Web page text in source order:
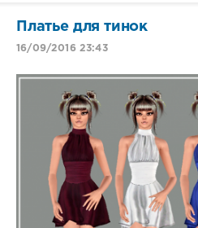
Платье для тинок
16/09/2016 23:43